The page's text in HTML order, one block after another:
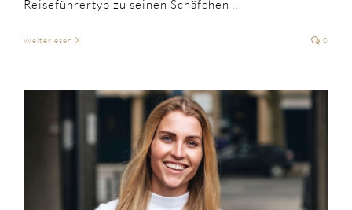
Reiseführertyp zu seinen Schäfchen
Weiterlesen 0